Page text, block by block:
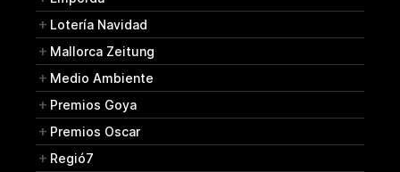
Lotería Navidad
Mallorca Zeitung
Medio Ambiente
Premios Goya
Premios Oscar
Regió7